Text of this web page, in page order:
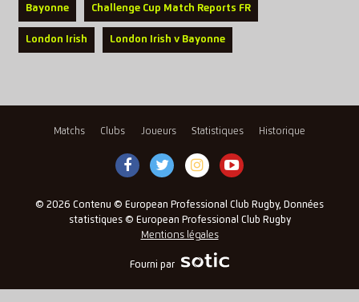
Bayonne Challenge Cup Match Reports FR
London Irish London Irish v Bayonne
Matchs Clubs Joueurs Statistiques Historique
© 2026 Contenu © European Professional Club Rugby, Données
statistiques © European Professional Club Rugby
Mentions légales
Fourni par